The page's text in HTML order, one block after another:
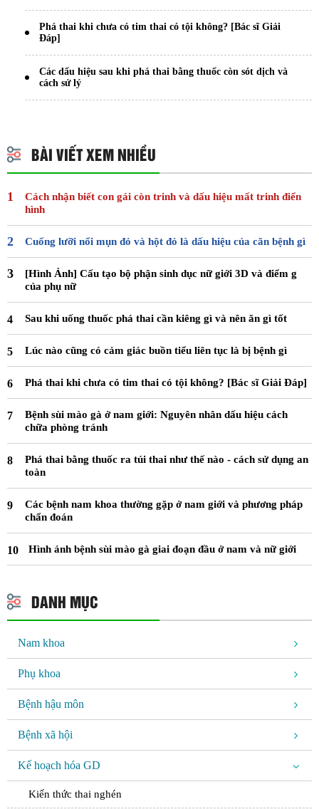
Phá thai khi chưa có tim thai có tội không? [Bác sĩ Giải
Đáp]
Các dấu hiệu sau khi phá thai bằng thuốc còn sót dịch và
cách sử lý
BÀI VIẾT XEM NHIỀU
Cách nhận biết con gái còn trinh và dấu hiệu mất trinh điển
hình
Cuống lưỡi nổi mụn đỏ và hột đỏ là dấu hiệu của căn bệnh gì
[Hình Ảnh] Cấu tạo bộ phận sinh dục nữ giới 3D và điểm g
của phụ nữ
Sau khi uống thuốc phá thai cần kiêng gì và nên ăn gì tốt
Lúc nào cũng có cảm giác buồn tiểu liên tục là bị bệnh gì
Phá thai khi chưa có tim thai có tội không? [Bác sĩ Giải Đáp]
Bệnh sùi mào gà ở nam giới: Nguyên nhân dấu hiệu cách
chữa phòng tránh
Phá thai bằng thuốc ra túi thai như thế nào - cách sử dụng an
toàn
Các bệnh nam khoa thường gặp ở nam giới và phương pháp
chẩn đoán
Hình ảnh bệnh sùi mào gà giai đoạn đầu ở nam và nữ giới
DANH MỤC
Nam khoa
Phụ khoa
Bệnh hậu môn
Bệnh xã hội
Kế hoạch hóa GD
Kiến thức thai nghén